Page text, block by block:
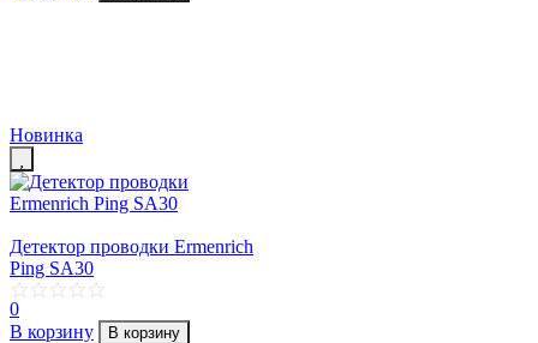
Новинка
Детектор проводки Ermenrich
Ping SA30
0
В корзину
В корзину